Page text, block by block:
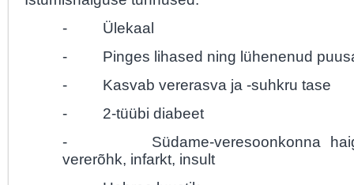
- Ülekaal
- Pinges lihased ning lühenenud
- Kasvab vererasva ja -suhkru tase
- 2-tüübi diabeet
- Südame-veresoonkonna
vererõhk, infarkt, insult